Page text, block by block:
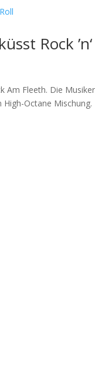
Rock
Fleeth. Die
Octane